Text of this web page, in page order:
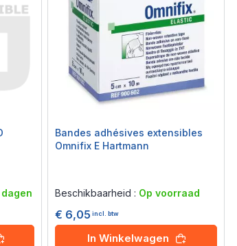
Bandes adhésives extensibles
Omnifix E Hartmann
Beschikbaarheid : Op voorraad
€ 6,05 incl. btw
In Winkelwagen